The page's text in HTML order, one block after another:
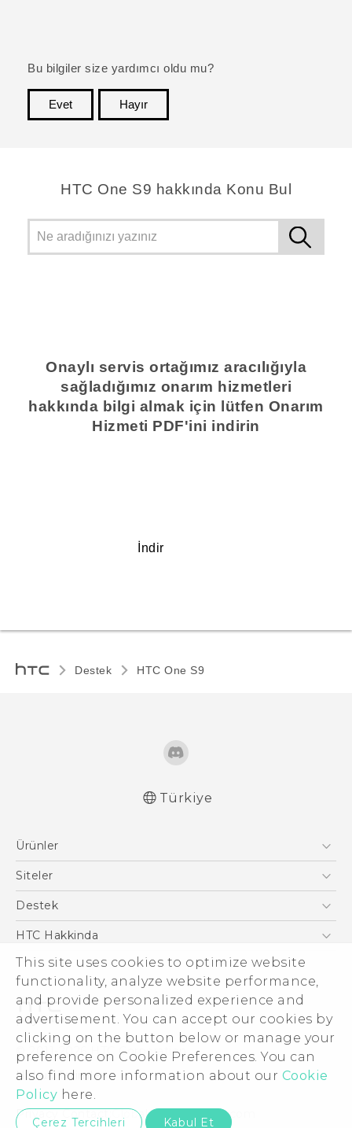
This site uses cookies to optimize website
functionality, analyze website performance,
and provide personalized experience and
advertisement. You can accept our cookies by
clicking on the button below or manage your
preference on Cookie Preferences. You can
also find more information about our Cookie
Policy here.
Çerez Tercihleri Kabul Et
Bu bilgiler size yardımcı oldu mu?
Evet
Hayır
HTC One S9 hakkında Konu Bul
Onaylı servis ortağımız aracılığıyla
sağladığımız onarım hizmetleri
hakkında bilgi almak için lütfen Onarım
Hizmeti PDF'ini indirin
İndir
Destek HTC One S9‎
Türkiye
Ürünler
Akıllı Telefonlar
VIVE
Siteler
HTC Dev
Destek
Destek Merkezi
HTC Hakkinda
ESG
Yatırımcı (İNGİLİZCE)
Gizlilik Politikası
Ürün Güvenliği
Cookie Preferences
İnsan kaynakları
Security and Privacy Whitepaper
© 2011-2026 HTC Corporation
Hukuk Terimleri
Privacy Contact:Global-Privacy@htc.com